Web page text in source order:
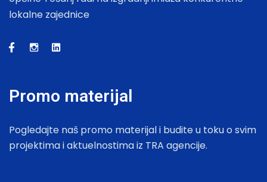
lokalne zajednice
Promo materijal
Pogledajte naš promo materijal i budite u toku o svim
projektima i aktuelnostima iz TRA agencije.